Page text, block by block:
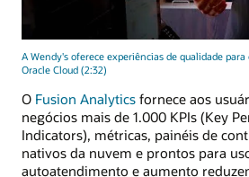
A Wendy's oferece experiências de qualidade
Oracle Cloud (2:32)
O Fusion Analytics fornece aos
negócios mais de 1.000 KPIs (Key
Indicators), métricas, painéis de
nativos da nuvem e prontos para
autoatendimento e aumento